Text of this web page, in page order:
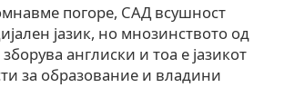
погоре, САД всушност
јазик, но мнозинството од
англиски и тоа е јазикот
за образование и владини